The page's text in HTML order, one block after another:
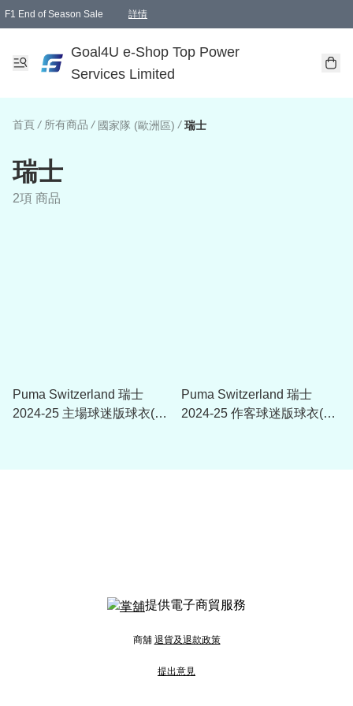
F1 End of Season Sale 詳情
Goal4U e-Shop Top Power
Services Limited
首頁 / 所有商品 / 國家隊 (歐洲區) / 瑞士
瑞士
2項 商品
Puma Switzerland 瑞士
2024-25 主場球迷版球衣(附
Puma Switzerland 瑞士
2024-25 作客球迷版球衣(附
提供電子商貿服務
商舖 退貨及退款政策
提出意見